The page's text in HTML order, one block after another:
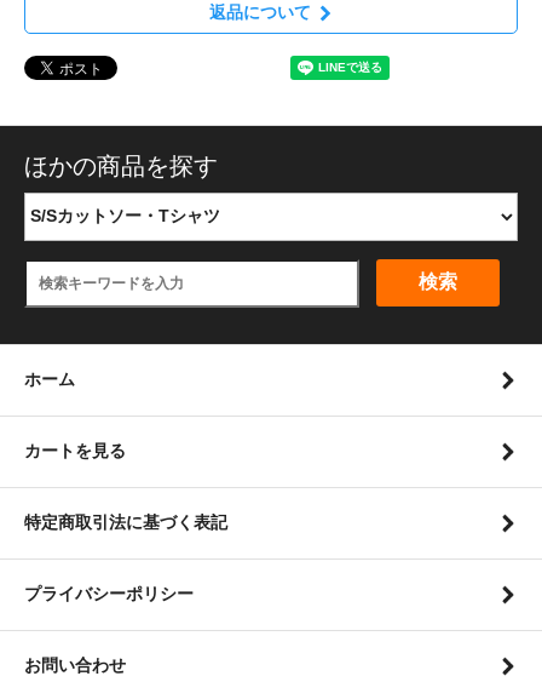
返品について
ほかの商品を探す
検索
ホーム
カートを見る
特定商取引法に基づく表記
プライバシーポリシー
お問い合わせ